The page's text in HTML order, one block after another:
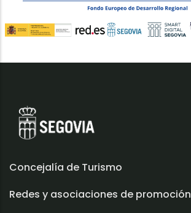
Concejalía de Turismo
Redes y asociaciones de